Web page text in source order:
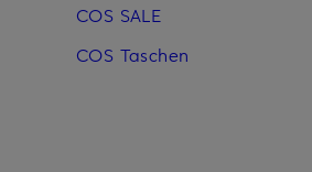
COS SALE
COS Taschen